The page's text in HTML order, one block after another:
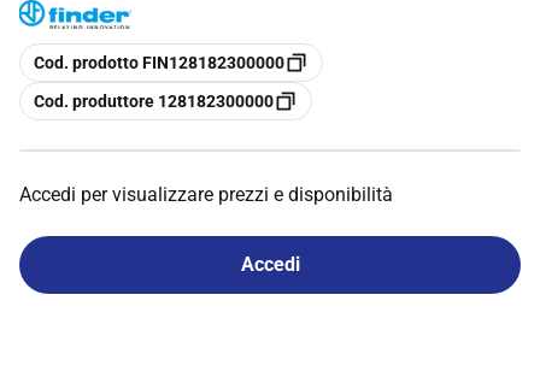
copia
Cod. prodotto FIN128182300000
copia
Cod. produttore 128182300000
Accedi per visualizzare prezzi e disponibilità
Accedi